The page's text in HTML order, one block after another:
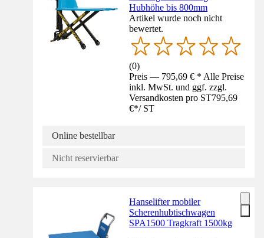
Hubhöhe bis 800mm
Artikel wurde noch nicht
bewertet.
(0)
Preis — 795,69 € * Alle Preise
inkl. MwSt. und ggf. zzgl.
Versandkosten pro ST795,69
€*/ ST
Online bestellbar
Nicht reservierbar
Hanselifter mobiler
Scherenhubtischwagen
SPA1500 Tragkraft 1500kg